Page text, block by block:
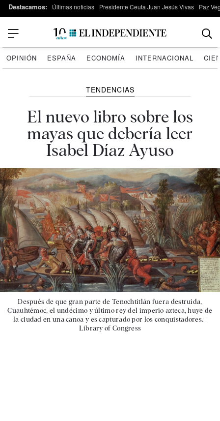
Destacamos: Últimas noticias Presidente Ceuta Juan Jesús Vivas Paz
OPINIÓN ESPAÑA ECONOMÍA INTERNACIONAL
TENDENCIAS
El nuevo libro sobre los
mayas que debería leer
Isabel Díaz Ayuso
Después de que gran parte de Tenochtitlán fuera destruida,
Cuauhtémoc, el undécimo y último rey del imperio azteca, huye de
la ciudad en una canoa y es capturado por los conquistadores. |
Library of Congress